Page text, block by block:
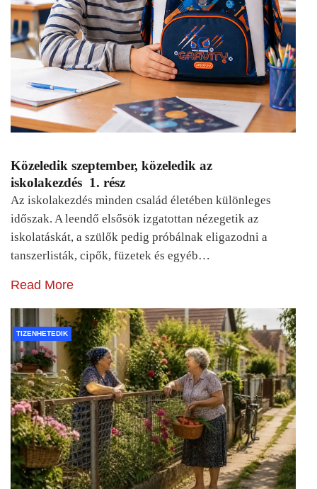
Közeledik szeptember, közeledik az
iskolakezdés 1. rész
Az iskolakezdés minden család életében különleges
időszak. A leendő elsősök izgatottan nézegetik az
iskolatáskát, a szülők pedig próbálnak eligazodni a
tanszerlisták, cipők, füzetek és egyéb…
Read More
TIZENHETEDIK